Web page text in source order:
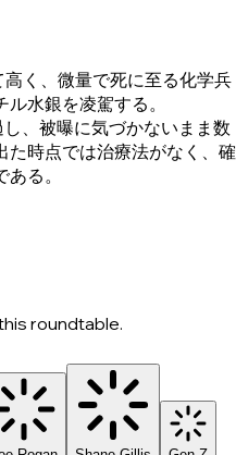
く、微量で死に至る化学兵
水銀を凌駕する。
、被曝に気づかないまま数
た時点では治療法がなく、確
る。
roundtable.